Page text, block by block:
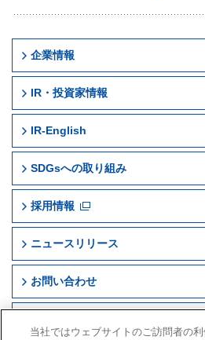
企業情報
IR・投資家情報
早稲アカ早わかり
IRニュース
よくあるご質問
電子公告
IR-English
Company Profile
Operating Results and Financial
IR Library
SDGsへの取り組み
採用情報
ニュースリリース
お問い合わせ
当社ではウェブサイトのご訪問者の